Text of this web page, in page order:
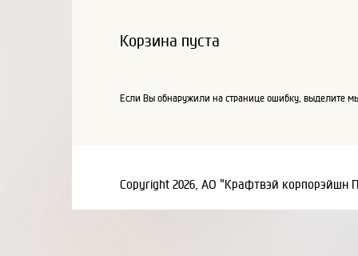
Корзина пуста
Если Вы обнаружили на странице ошибку, выделите
Copyright 2026, АО "Крафтвэй корпорэйшн